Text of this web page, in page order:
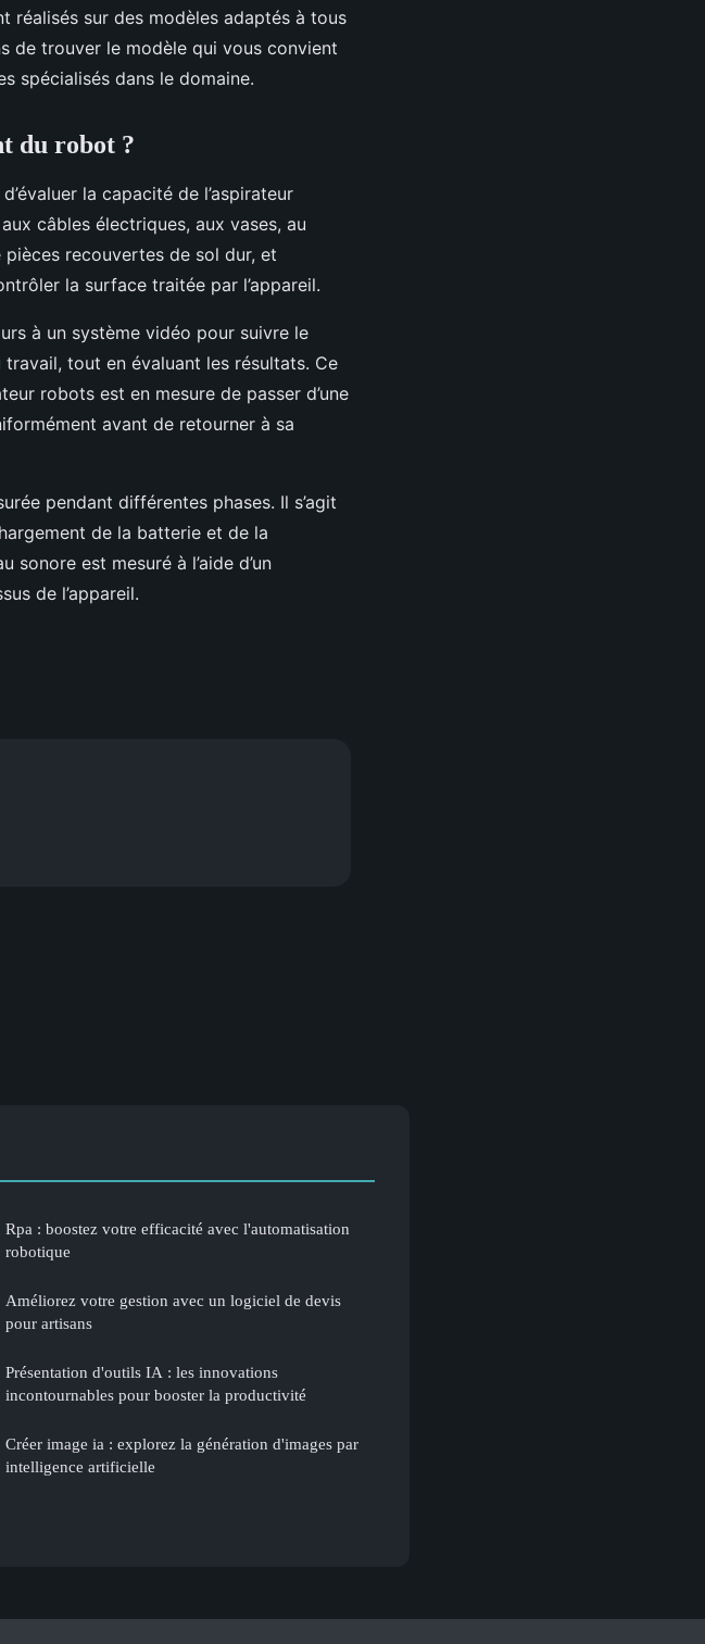
réalisés sur des modèles adaptés à tous
de trouver le modèle qui vous convient
spécialisés dans le domaine.
du robot ?
la capacité de l’aspirateur
câbles électriques, aux vases, au
recouvertes de sol dur, et
la surface traitée par l’appareil.
à un système vidéo pour suivre le
tout en évaluant les résultats. Ce
robots est en mesure de passer d’une
avant de retourner à sa
pendant différentes phases. Il s’agit
de la batterie et de la
est mesuré à l’aide d’un
de l’appareil.
Rpa : boostez votre efficacité avec l'automatisation
robotique
Améliorez votre gestion avec un logiciel de devis
pour artisans
Présentation d'outils IA : les innovations
incontournables pour booster la productivité
Créer image ia : explorez la génération d'images par
intelligence artificielle